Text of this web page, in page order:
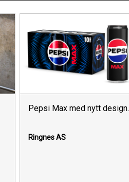
Pepsi Max med nytt design.
Ringnes AS